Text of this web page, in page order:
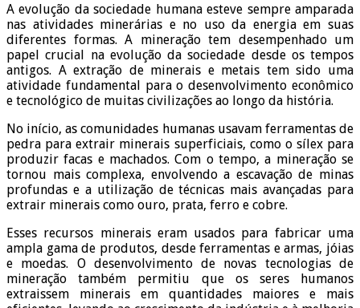
A evolução da sociedade humana esteve sempre amparada
nas atividades minerárias e no uso da energia em suas
diferentes formas. A mineração tem desempenhado um
papel crucial na evolução da sociedade desde os tempos
antigos. A extração de minerais e metais tem sido uma
atividade fundamental para o desenvolvimento econômico
e tecnológico de muitas civilizações ao longo da história.
No início, as comunidades humanas usavam ferramentas de
pedra para extrair minerais superficiais, como o sílex para
produzir facas e machados. Com o tempo, a mineração se
tornou mais complexa, envolvendo a escavação de minas
profundas e a utilização de técnicas mais avançadas para
extrair minerais como ouro, prata, ferro e cobre.
Esses recursos minerais eram usados para fabricar uma
ampla gama de produtos, desde ferramentas e armas, jóias
e moedas. O desenvolvimento de novas tecnologias de
mineração também permitiu que os seres humanos
extraissem minerais em quantidades maiores e mais